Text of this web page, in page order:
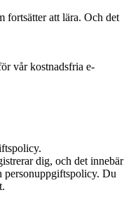
fortsätter att lära. Och det
vår kostnadsfria e-
dig, och det innebär
personuppgiftspolicy. Du